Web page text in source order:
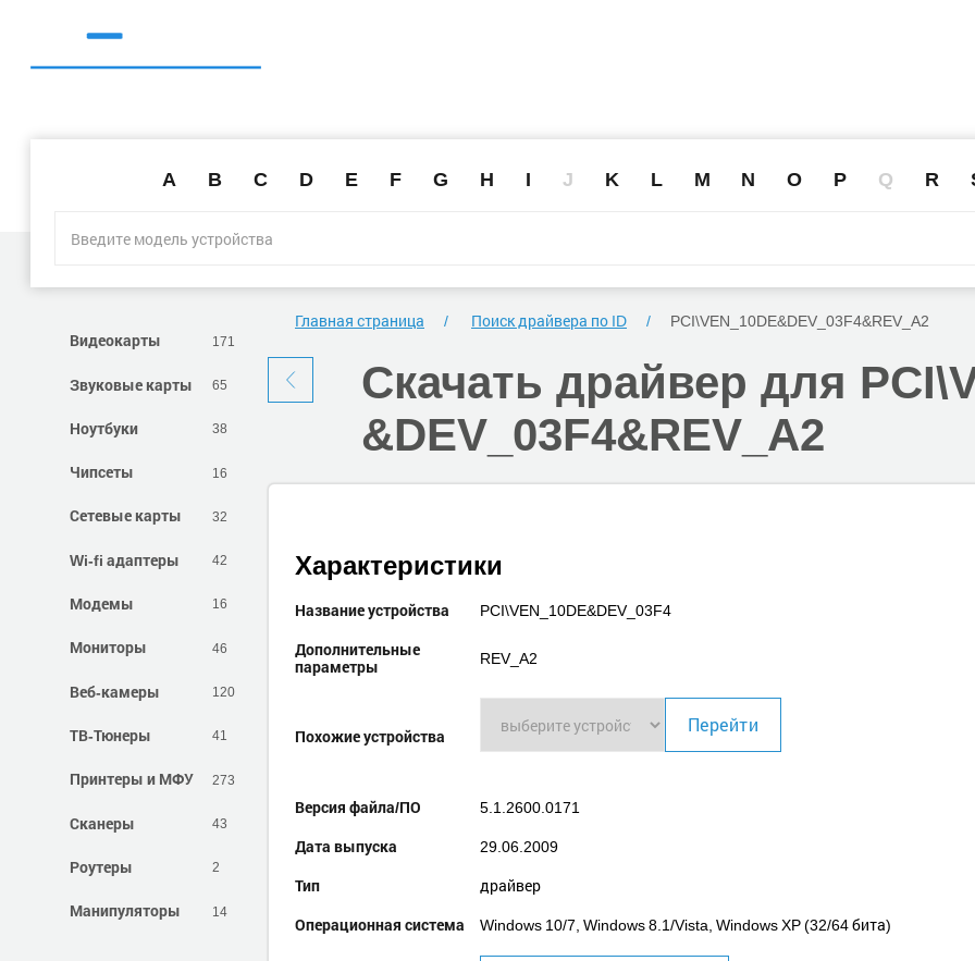
A B C D E F G H I J K L M N O P Q R
Видеокарты 171
Звуковые карты 65
Ноутбуки 38
Чипсеты 16
Сетевые карты 32
Wi-fi адаптеры 42
Модемы 16
Мониторы 46
Веб-камеры 120
ТВ-Тюнеры 41
Принтеры и МФУ 273
Сканеры 43
Роутеры 2
Манипуляторы 14
Главная страница Поиск драйвера по ID PCI\VEN_10DE&DEV_03F4&REV_A2
Скачать драйвер для
&DEV_03F4&REV_A2
Характеристики
Название устройства PCI\VEN_10DE&DEV_03F4
Дополнительные
параметры
REV_A2
Похожие устройства
Перейти
Версия файла/ПО
5.1.2600.0171
Дата выпуска
29.06.2009
Тип
драйвер
Операционная система
Windows 10/7, Windows 8.1/Vista, Windows XP (32/64 бита)